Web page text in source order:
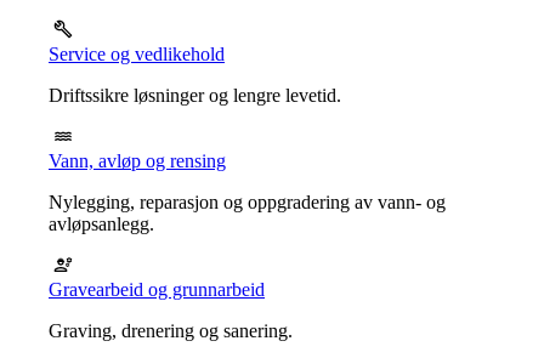
Service og vedlikehold
Driftssikre løsninger og lengre levetid.
Vann, avløp og rensing
Nylegging, reparasjon og oppgradering av vann- og
avløpsanlegg.
Gravearbeid og grunnarbeid
Graving, drenering og sanering.